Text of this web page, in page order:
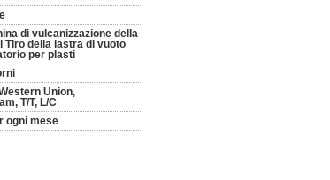
di vulcanizzazione della
Tiro della lastra di vuoto
per plasti
Union,
T/T, L/C
ogni mese